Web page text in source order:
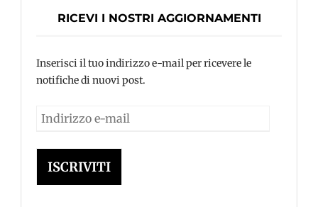
RICEVI I NOSTRI AGGIORNAMENTI
Inserisci il tuo indirizzo e-mail per ricevere le
notifiche di nuovi post.
Indirizzo
mail
ISCRIVITI